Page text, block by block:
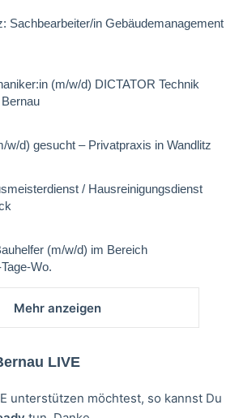
Sachbearbeiter/in Gebäudemanagement
(m/w/d) DICTATOR Technik
w/d) gesucht – Privatpraxis in Wandlitz
/ Hausreinigungsdienst
(m/w/d) im Bereich
Wo.
Mehr anzeigen
LIVE
unterstützen möchtest, so kannst Du